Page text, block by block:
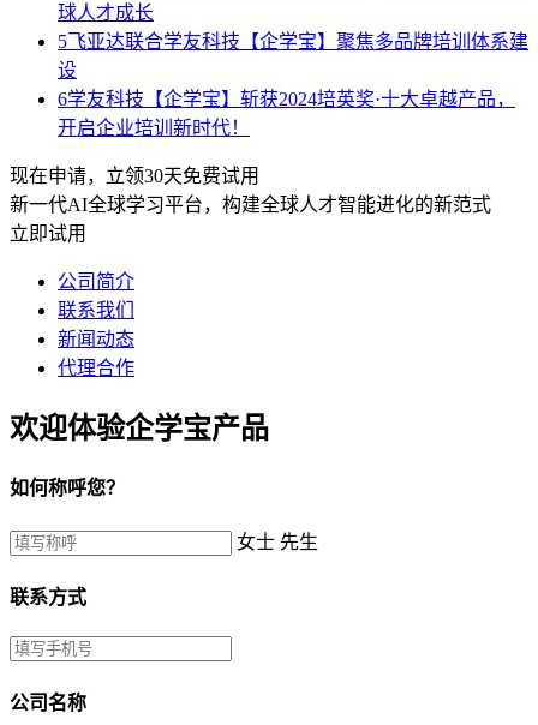
球人才成长
5飞亚达联合学友科技【企学宝】聚焦多品牌培训体系建
设
6学友科技【企学宝】斩获2024培英奖·十大卓越产品，
开启企业培训新时代！
现在申请，立领30天免费试用
新一代AI全球学习平台，构建全球人才智能进化的新范式
立即试用
公司简介
联系我们
新闻动态
代理合作
欢迎体验企学宝产品
如何称呼您？
女士 先生
联系方式
公司名称